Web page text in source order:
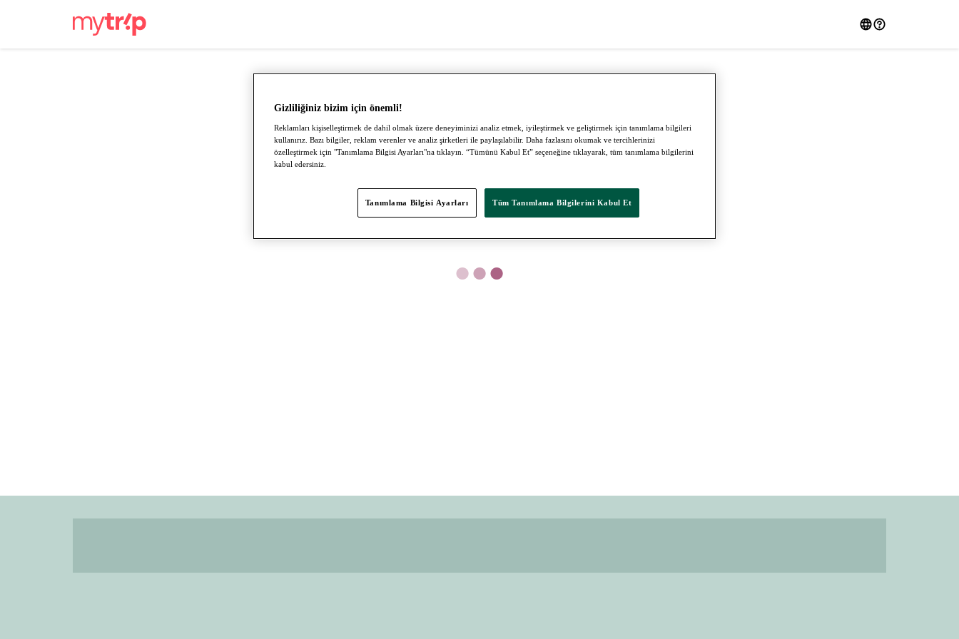
●●●
Gizliliğiniz bizim için önemli!
Reklamları kişiselleştirmek de dahil olmak üzere deneyiminizi analiz etmek, iyileştirmek ve geliştirmek için tanımlama bilgileri
kullanırız. Bazı bilgiler, reklam verenler ve analiz şirketleri ile paylaşılabilir. Daha fazlasını okumak ve tercihlerinizi
özelleştirmek için "Tanımlama Bilgisi Ayarları"na tıklayın. “Tümünü Kabul Et” seçeneğine tıklayarak, tüm tanımlama bilgilerini
kabul edersiniz.
Tanımlama Bilgisi Ayarları Tüm Tanımlama Bilgilerini Kabul Et